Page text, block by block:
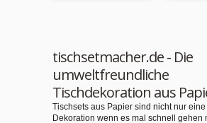
tischsetmacher.de - Die
umweltfreundliche
Tischdekoration aus
Tischsets aus Papier sind nicht nur
Dekoration wenn es mal schnell gehen